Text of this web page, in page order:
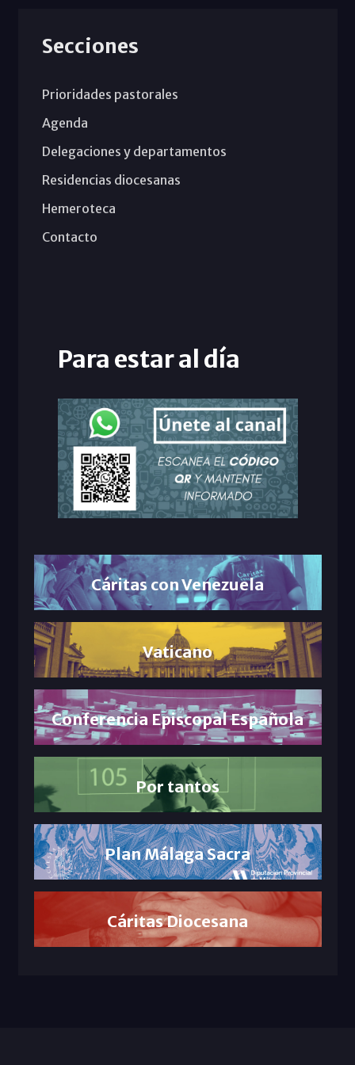
Secciones
Prioridades pastorales
Agenda
Delegaciones y departamentos
Residencias diocesanas
Hemeroteca
Contacto
Para estar al día
Cáritas con Venezuela
Vaticano
Conferencia Episcopal Española
Por tantos
Plan Málaga Sacra
Cáritas Diocesana